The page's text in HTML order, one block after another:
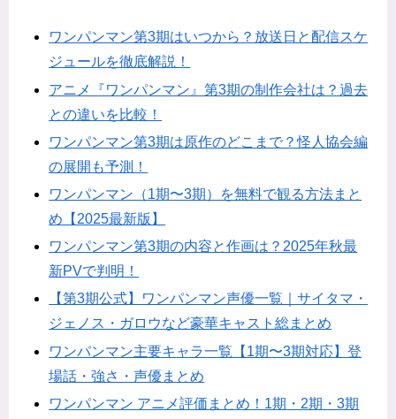
ワンパンマン第3期はいつから？放送日と配信スケ
ジュールを徹底解説！
アニメ『ワンパンマン』第3期の制作会社は？過去
との違いを比較！
ワンパンマン第3期は原作のどこまで？怪人協会編
の展開も予測！
ワンパンマン（1期〜3期）を無料で観る方法まと
め【2025最新版】
ワンパンマン第3期の内容と作画は？2025年秋最
新PVで判明！
【第3期公式】ワンパンマン声優一覧｜サイタマ・
ジェノス・ガロウなど豪華キャスト総まとめ
ワンパンマン主要キャラ一覧【1期〜3期対応】登
場話・強さ・声優まとめ
ワンパンマン アニメ評価まとめ！1期・2期・3期